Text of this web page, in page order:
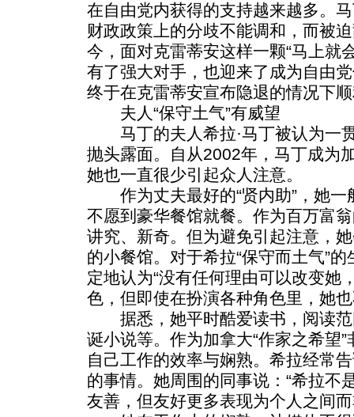
在自由党内获得的支持越来越多。
财政政策上的分歧不能调和，而被
今，面对克雷蒂安这样一颗“马上就
有了强大对手，也迎来了成为自由
终于在克雷蒂安宣布隐退的情况下
夫人“保守土气”有威望
马丁的夫人希拉·马丁被认为一
抛头露面。自从2002年，马丁成为
她也一直很少引起众人注意。
作为丈夫最好的“贤内助”，她一
不愿到豪华餐馆就餐。作为百万富
讲究、新奇。但为避免引起注意，
的小餐馆。对于希拉“保守而土气”
定地认为“没有任何理由可以改变她
色，但即使在扮演各种角色里，她
据悉，她平时酷爱读书，阅读范
诞小说等。作为加拿大“作家之希望
自己工作的效率与娴熟。希拉经常
的事情。她周围的同事说：“希拉不
友善，但友好更多表现为个人之间